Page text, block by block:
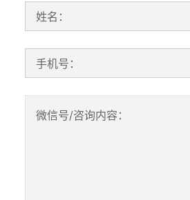
姓名：
手机号：
微信号/咨询内容：